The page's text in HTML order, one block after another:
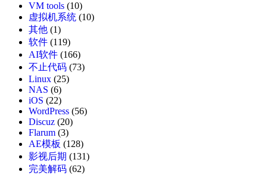
VM tools (10)
虚拟机系统 (10)
其他 (1)
软件 (119)
AI软件 (166)
不止代码 (73)
Linux (25)
NAS (6)
iOS (22)
WordPress (56)
Discuz (20)
Flarum (3)
AE模板 (128)
影视后期 (131)
完美解码 (62)